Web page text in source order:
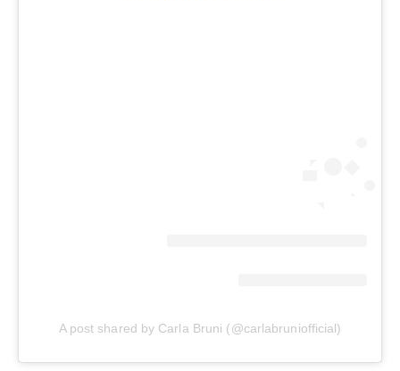
A post shared by Carla Bruni (@carlabruniofficial)